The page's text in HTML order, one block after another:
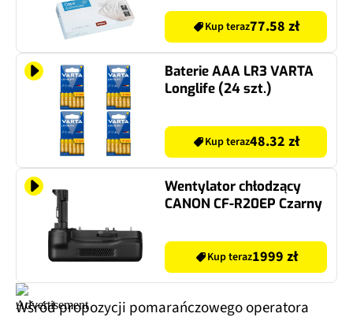
Kup teraz77.58 zł
Baterie AAA LR3 VARTA
Longlife (24 szt.)
Kup teraz48.32 zł
Wentylator chłodzący
CANON CF-R20EP Czarny
Kup teraz1999 zł
Wśród propozycji pomarańczowego operatora